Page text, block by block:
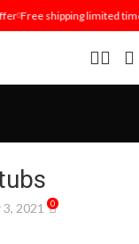
Free shipping limited time
2021 0